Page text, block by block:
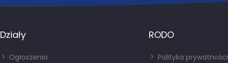
Działy
Ogłoszenia
RODO
Polityka prywatności